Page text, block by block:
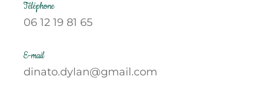
Téléphone
06 12 19 81 65
E-mail
dinato.dylan@gmail.com